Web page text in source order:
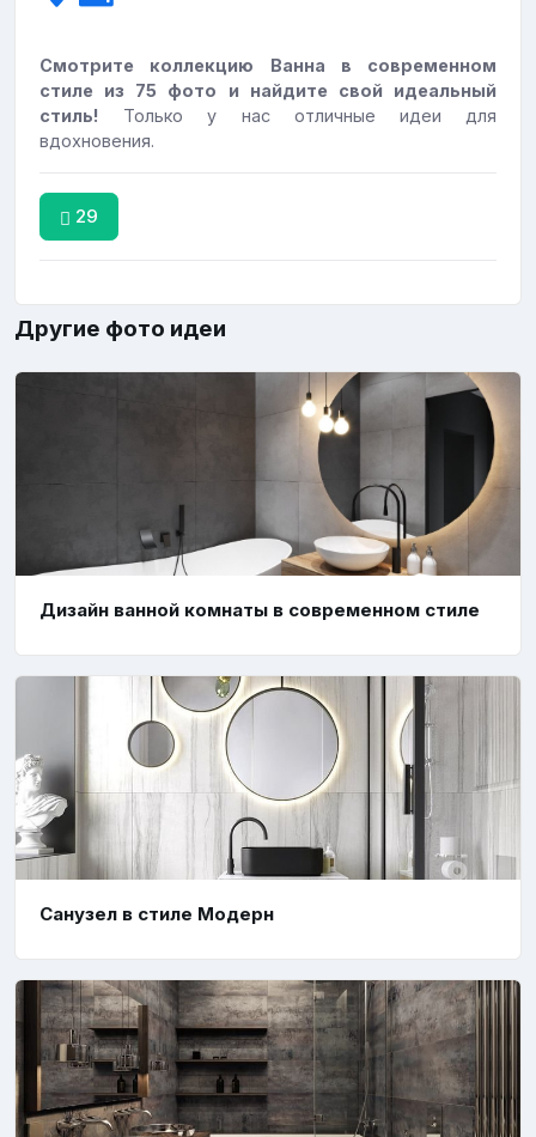
Смотрите коллекцию Ванна в современном
стиле из 75 фото и найдите свой идеальный
стиль!
Только у нас отличные идеи для
вдохновения.
29
Другие фото идеи
Дизайн ванной комнаты в современном стиле
Санузел в стиле Модерн